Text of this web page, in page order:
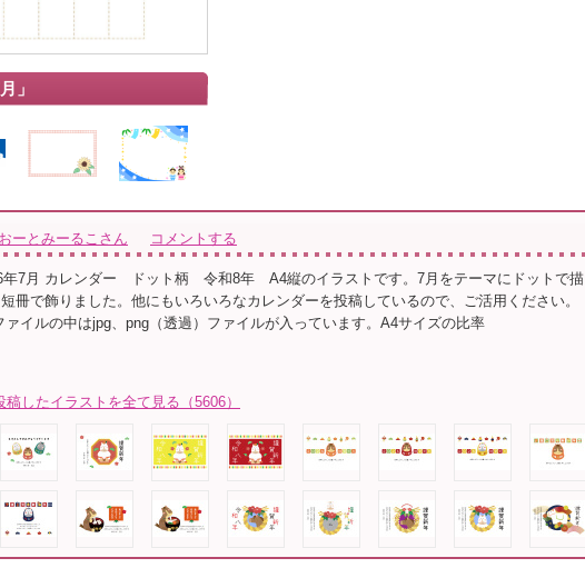
」
おーとみーるこさん コメントする
年7月 カレンダー ドット柄 令和8年 A4縦のイラストです。7月をテーマにドットで描
冊で飾りました。他にもいろいろなカレンダーを投稿しているので、ご活用ください。
ァイルの中はjpg、png（透過）ファイルが入っています。A4サイズの比率
したイラストを全て見る（5606）